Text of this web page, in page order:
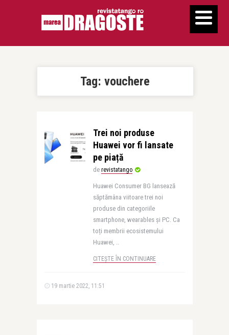
Tag: vouchere
Trei noi produse
Huawei vor fi lansate
pe piață
de revistatango
Huawei Consumer BG lansează
săptămâna viitoare trei noi
produse din categoriile
smartphone, wearables și PC. Ca
toți membrii ecosistemului
Huawei, ..
CITEȘTE ÎN CONTINUARE
19 martie 2022, 11:51